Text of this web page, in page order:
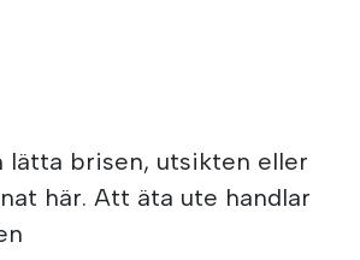
lätta brisen, utsikten eller
här. Att äta ute handlar